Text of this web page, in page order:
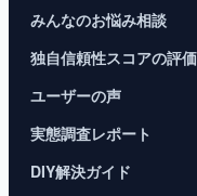
みんなのお悩み相談
独自信頼性スコアの評
ユーザーの声
実態調査レポート
DIY解決ガイド